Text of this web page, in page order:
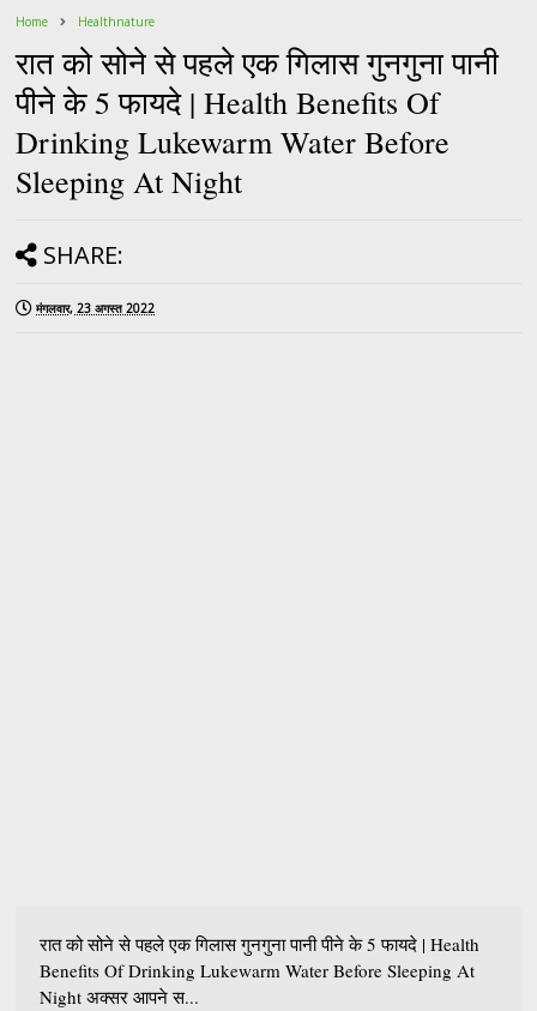
Home Healthnature
रात को सोने से पहले एक गिलास गुनगुना पानी
पीने के 5 फायदे | Health Benefits Of
Drinking Lukewarm Water Before
Sleeping At Night
SHARE:
मंगलवार, 23 अगस्त 2022
रात को सोने से पहले एक गिलास गुनगुना पानी पीने के 5 फायदे | Health
Benefits Of Drinking Lukewarm Water Before Sleeping At
Night अक्सर आपने स...